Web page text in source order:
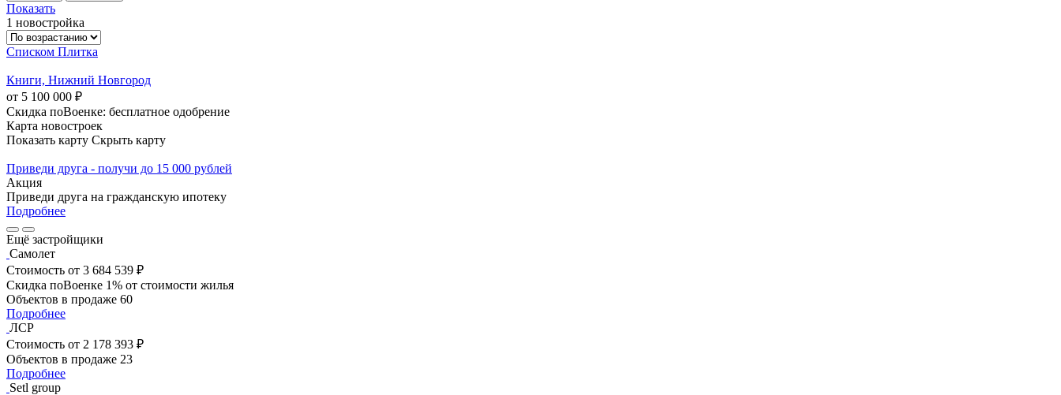
Показать
1 новостройка
Списком Плитка
Книги, Нижний Новгород
от 5 100 000 ₽
Скидка поВоенке: бесплатное одобрение
Карта новостроек
Показать карту Скрыть карту
Приведи друга - получи до 15 000 рублей
Акция
Приведи друга на гражданскую ипотеку
Подробнее
Ещё застройщики
Самолет
Стоимость от 3 684 539 ₽
Скидка поВоенке 1% от стоимости жилья
Объектов в продаже 60
Подробнее
ЛСР
Стоимость от 2 178 393 ₽
Объектов в продаже 23
Подробнее
Setl group